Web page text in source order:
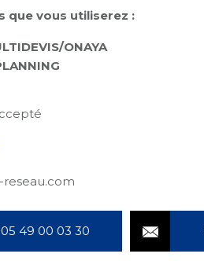
que vous utiliserez :
ONAYA
reseau.com
05 49 00 03 30